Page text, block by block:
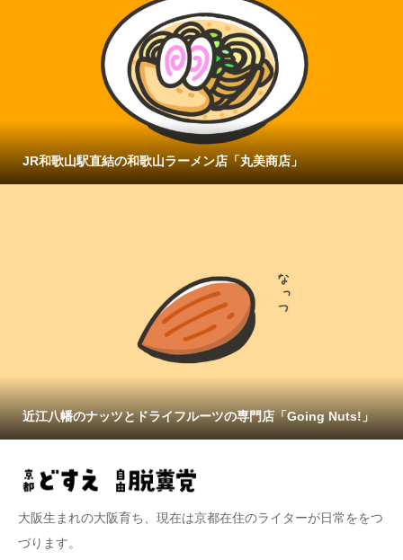
JR和歌山駅直結の和歌山ラーメン店「丸美商店」
近江八幡のナッツとドライフルーツの専門店「Going Nuts!」
大阪生まれの大阪育ち、現在は京都在住のライターが日常ををつ
づります。